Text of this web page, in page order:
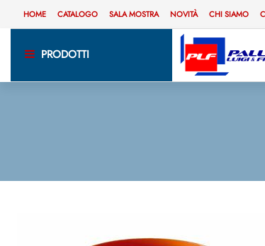
HOME CATALOGO SALA MOSTRA NOVITÀ CHI SIAMO
PRODOTTI